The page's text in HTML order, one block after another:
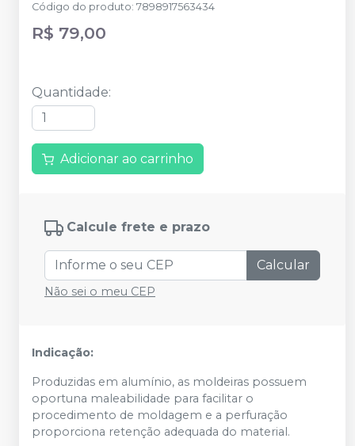
Código do produto: 7898917563434
R$ 79,00
Quantidade:
Adicionar ao carrinho
Calcule frete e prazo
Calcular
Não sei o meu CEP
Indicação:
Produzidas em alumínio, as moldeiras possuem
oportuna maleabilidade para facilitar o
procedimento de moldagem e a perfuração
proporciona retenção adequada do material.